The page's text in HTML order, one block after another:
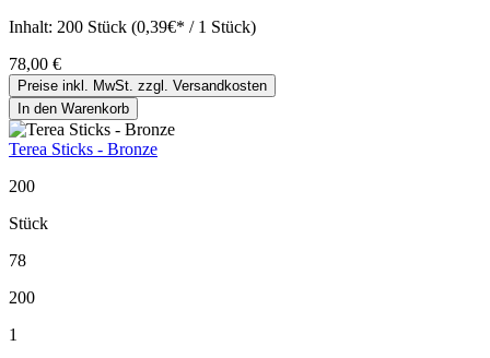
Inhalt: 200 Stück (0,39€* / 1 Stück)
78,00 €
Preise inkl. MwSt. zzgl. Versandkosten
In den Warenkorb
Terea Sticks - Bronze
200
Stück
78
200
1